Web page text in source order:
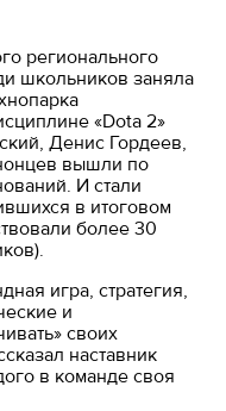
регионального
школьников заняла
«Dota 2»
Денис Гордеев,
вышли по
И стали
в итоговом
более 30
игра, стратегия,
и
своих
наставник
в команде своя